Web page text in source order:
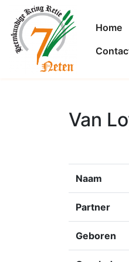
Home
Van
Naam
Partner
Geboren